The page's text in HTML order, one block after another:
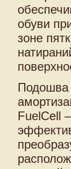
обуви
зоне
Подошва
FuelCell